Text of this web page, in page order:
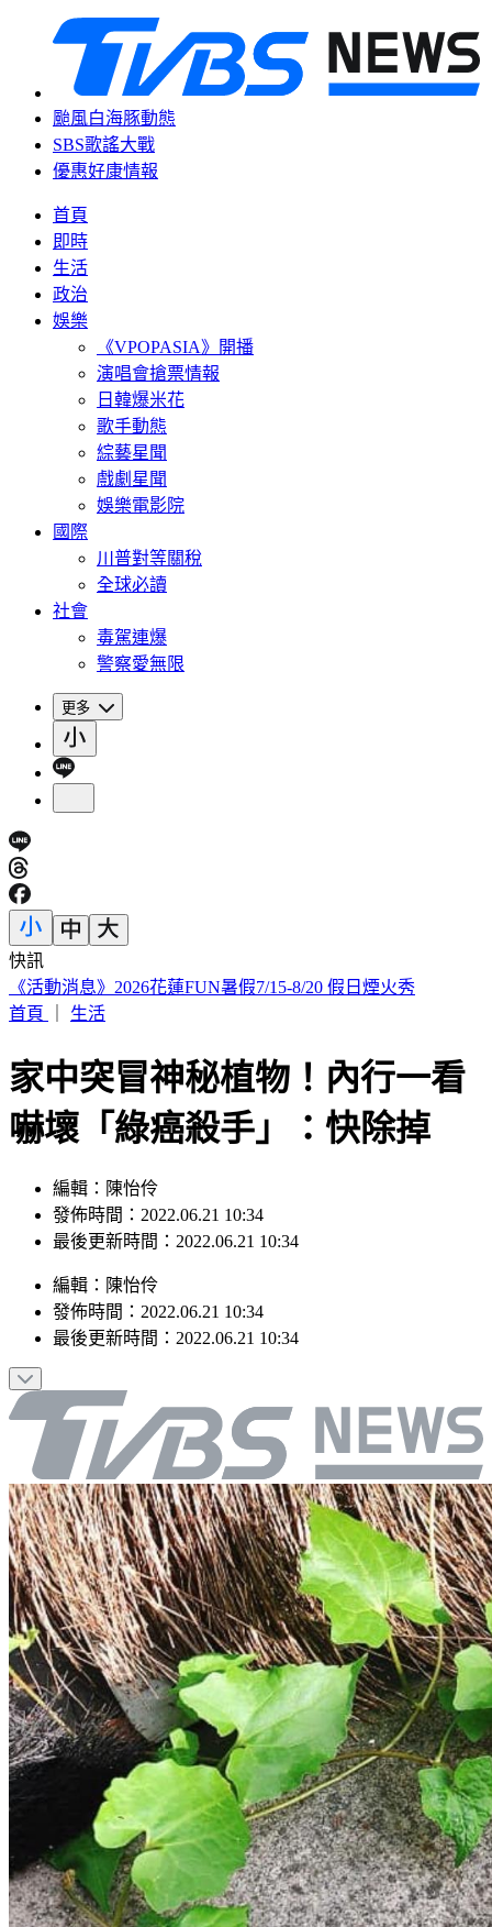
颱風白海豚動態
SBS歌謠大戰
優惠好康情報
首頁
即時
生活
政治
娛樂
《VPOPASIA》開播
演唱會搶票情報
日韓爆米花
歌手動態
綜藝星聞
戲劇星聞
娛樂電影院
國際
川普對等關稅
全球必讀
社會
毒駕連爆
警察愛無限
更多
快訊
桃園龍潭出現鴕鳥逛大街 汽車高速撞上引擎蓋凹了
首頁
生活
家中突冒神秘植物！內行一看
嚇壞「綠癌殺手」：快除掉
編輯：陳怡伶
發佈時間：2022.06.21 10:34
最後更新時間：2022.06.21 10:34
編輯 ： 陳怡伶
發佈時間： 2022.06.21 10:34
最後更新時間： 2022.06.21 10:34